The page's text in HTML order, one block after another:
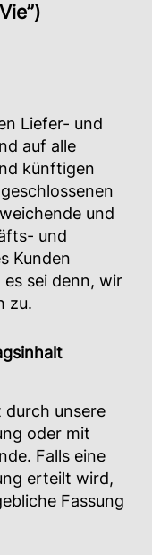
Liefer- und
auf alle
künftigen
und
und
Kunden
sei denn, wir
zu.
unsere
oder mit
Falls eine
erteilt wird,
Fassung